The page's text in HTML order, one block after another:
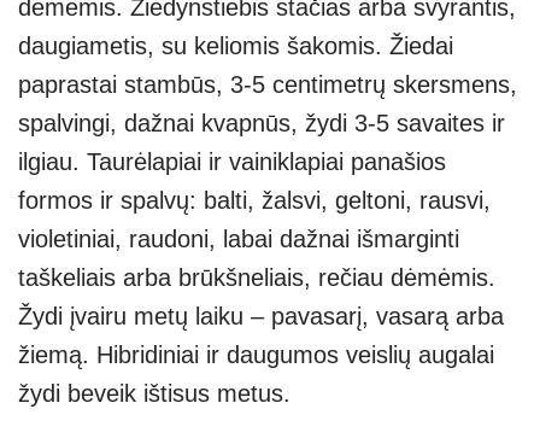
dėmėmis. Žiedynstiebis stačias arba svyrantis,
daugiametis, su keliomis šakomis. Žiedai
paprastai stambūs, 3-5 centimetrų skersmens,
spalvingi, dažnai kvapnūs, žydi 3-5 savaites ir
ilgiau. Taurėlapiai ir vainiklapiai panašios
formos ir spalvų: balti, žalsvi, geltoni, rausvi,
violetiniai, raudoni, labai dažnai išmarginti
taškeliais arba brūkšneliais, rečiau dėmėmis.
Žydi įvairu metų laiku – pavasarį, vasarą arba
žiemą. Hibridiniai ir daugumos veislių augalai
žydi beveik ištisus metus.